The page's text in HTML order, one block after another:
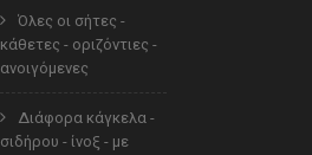
Όλες οι σήτες -
κάθετες - οριζόντιες -
ανοιγόμενες
Διάφορα κάγκελα -
σιδήρου - ίνοξ - με